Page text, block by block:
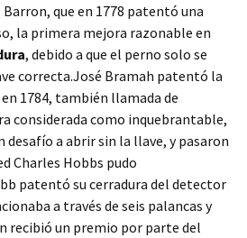
que en 1778 patentó una
la primera mejora razonable en
, debido a que el perno solo se
correcta.José Bramah patentó la
1784, también llamada de
considerada como inquebrantable,
a abrir sin la llave, y pasaron
Charles Hobbs pudo
patentó su cerradura del detector
a través de seis palancas y
recibió un premio por parte del